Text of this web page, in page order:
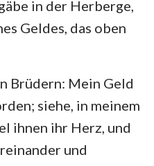
in der Herberge,
Geldes, das oben
Brüdern: Mein Geld
siehe, in meinem
ihnen ihr Herz, und
und